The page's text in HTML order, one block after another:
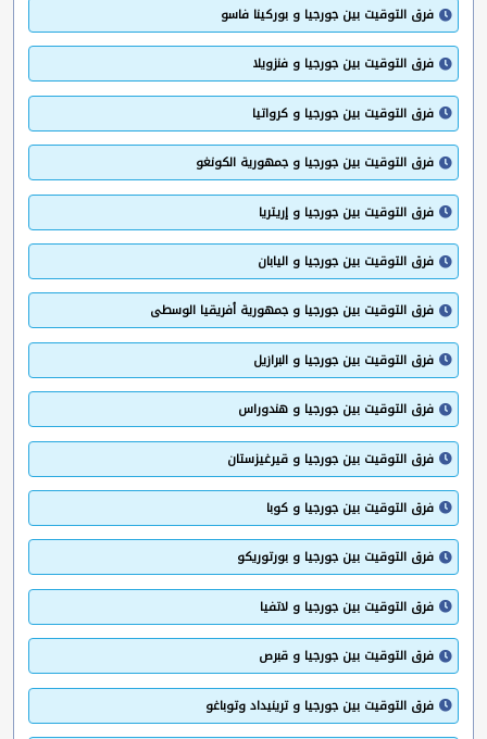
فرق التوقيت بين جورجيا و بوركينا فاسو
فرق التوقيت بين جورجيا و فنزويلا
فرق التوقيت بين جورجيا و كرواتيا
فرق التوقيت بين جورجيا و جمهورية الكونغو
فرق التوقيت بين جورجيا و إريتريا
فرق التوقيت بين جورجيا و اليابان
فرق التوقيت بين جورجيا و جمهورية أفريقيا الوسطى
فرق التوقيت بين جورجيا و البرازيل
فرق التوقيت بين جورجيا و هندوراس
فرق التوقيت بين جورجيا و قيرغيزستان
فرق التوقيت بين جورجيا و كوبا
فرق التوقيت بين جورجيا و بورتوريكو
فرق التوقيت بين جورجيا و لاتفيا
فرق التوقيت بين جورجيا و قبرص
فرق التوقيت بين جورجيا و ترينيداد وتوباغو